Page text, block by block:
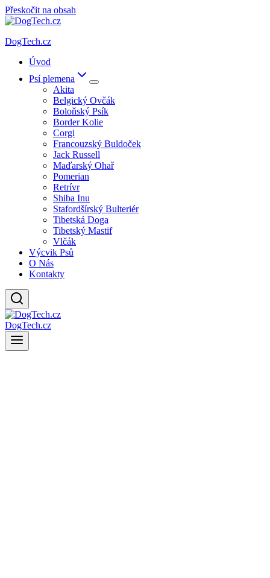
Přeskočit na obsah
DogTech.cz
Úvod
Psí plemena
Akita
Belgický Ovčák
Boloňský Psík
Border Kolie
Corgi
Francouzský Buldoček
Jack Russell
Maďarský Ohař
Pomerian
Retrívr
Shiba Inu
Stafordšírský Bulteriér
Tibetská Doga
Tibetský Mastif
Vlčák
Výcvik Psů
O Nás
Kontakty
DogTech.cz